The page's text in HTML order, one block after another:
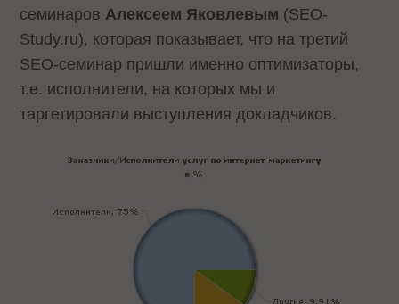
семинаров Алексеем Яковлевым (SEO-
Study.ru), которая показывает, что на третий
SEO-семинар пришли именно оптимизаторы,
т.е. исполнители, на которых мы и
таргетировали выступления докладчиков.